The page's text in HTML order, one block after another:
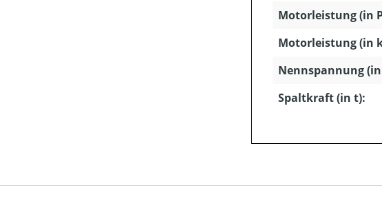
Motorleistung (in
Motorleistung (in
Nennspannung (in
Spaltkraft (in t):